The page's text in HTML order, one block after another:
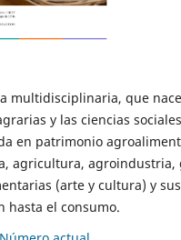
multidisciplinaria, que
y las ciencias
en patrimonio
agricultura, agroindustria,
(arte y cultura) y
hasta el consumo.